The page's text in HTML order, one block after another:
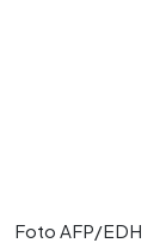
Foto AFP/EDH